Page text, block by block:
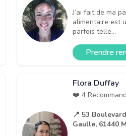
J’ai fait de ma
alimentaire est
parfois telle...
Prendre
Flora Duffay
❤️ 4
📍 53
Gaulle, 61440